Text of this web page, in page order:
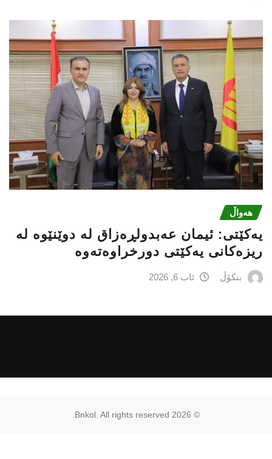
هەواڵ
یه‌كێتی: ئیمان عه‌بدولڕه‌زاق له‌ دوێنێوه‌ له‌
ریزه‌كانی یه‌كێتی دورخراوه‌ته‌وه‌
بنکۆڵ ئاب 6, 2026
©
2026